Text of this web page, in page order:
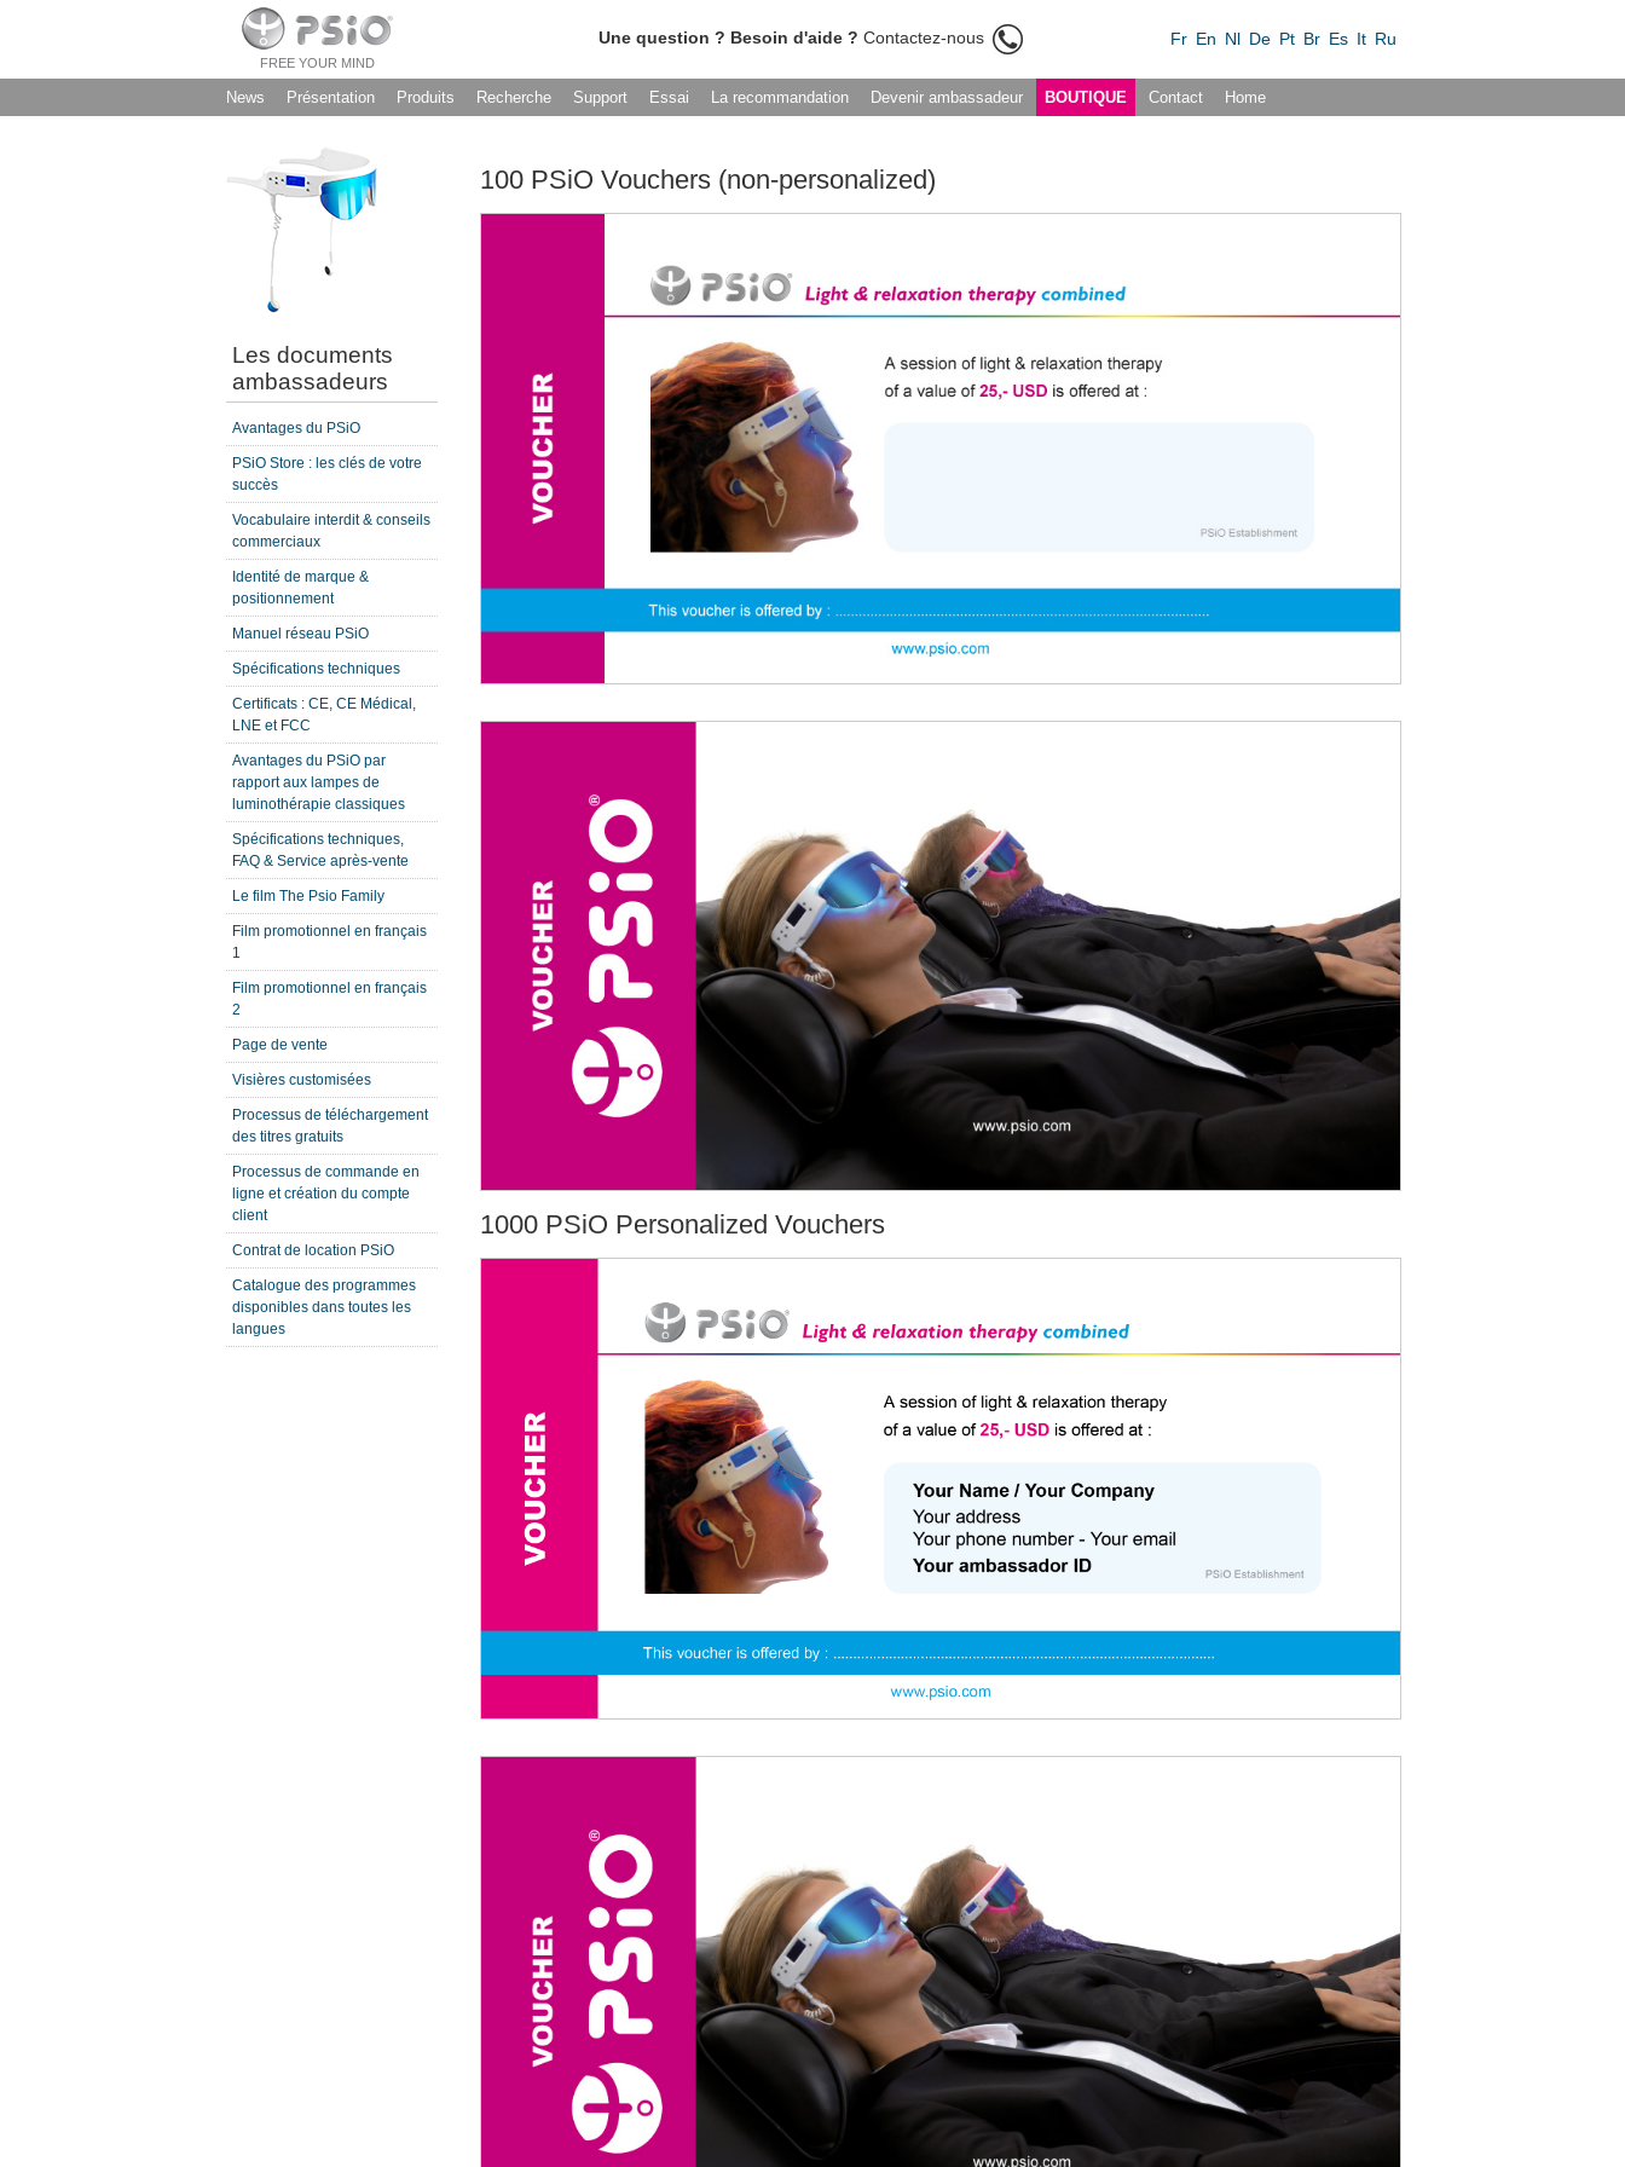
FREE YOUR MIND
Une question ? Besoin d'aide ? Contactez-nous Fr En Nl De Pt Br Es It Ru
News Présentation Produits Recherche Support Essai La recommandation Devenir ambassadeur BOUTIQUE Contact Home
Les documents
ambassadeurs
Avantages du PSiO
PSiO Store : les clés de votre
succès
Vocabulaire interdit & conseils
commerciaux
Identité de marque &
positionnement
Manuel réseau PSiO
Spécifications techniques
Certificats : CE, CE Médical,
LNE et FCC
Avantages du PSiO par
rapport aux lampes de
luminothérapie classiques
Spécifications techniques,
FAQ & Service après-vente
Le film The Psio Family
Film promotionnel en français
1
Film promotionnel en français
2
Page de vente
Visières customisées
Processus de téléchargement
des titres gratuits
Processus de commande en
ligne et création du compte
client
Contrat de location PSiO
Catalogue des programmes
disponibles dans toutes les
langues
100 PSiO Vouchers (non-personalized)
1000 PSiO Personalized Vouchers